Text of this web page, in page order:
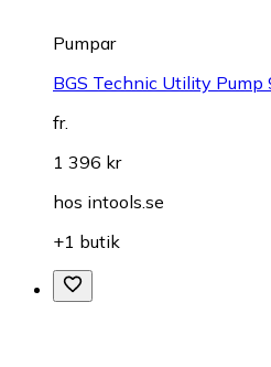
Pumpar
BGS Technic Utility Pump
fr.
1 396 kr
hos intools.se
+1 butik